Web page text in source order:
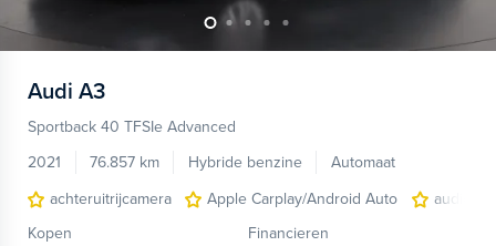
Audi A3
Sportback 40 TFSIe Advanced
2021
76.857 km Hybride benzine
Automaat
achteruitrijcamera
Apple Carplay/Android Auto
audio
Kopen
Financieren